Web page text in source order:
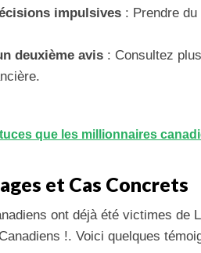
impulsives : Prendre
deuxième avis : Consultez
que les millionnaires
et Cas Concrets
ont déjà été victimes de
!. Voici quelques